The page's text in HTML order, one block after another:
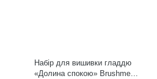
Набір для вишивки гладдю
«Долина спокою» Brushme